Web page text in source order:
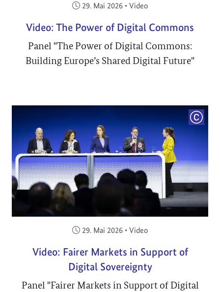
Veröffentlicht am:
29. Mai 2026 • Video
Video: The Power of Digital Commons
Panel "The Power of Digital Commons:
Building Europe’s Shared Digital Future"
Veröffentlicht am:
29. Mai 2026 • Video
Video: Fairer Markets in Support of
Digital Sovereignty
Panel "Fairer Markets in Support of Digital